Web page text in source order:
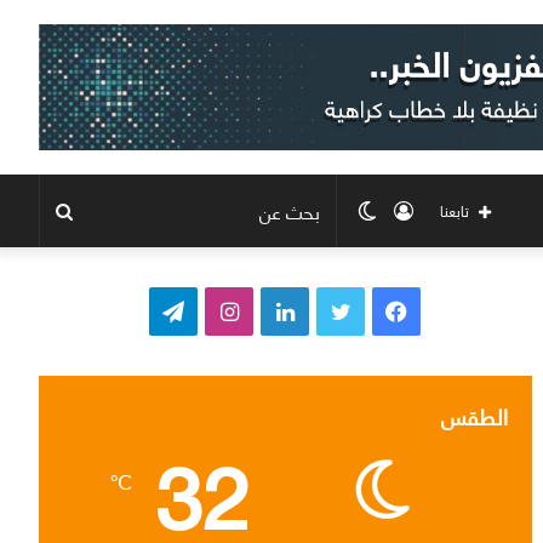
الوضع
المظلم
تسجيل
الدخول
تابعنا
ف
ب
و
ق
ت
ر
الطقس 32
℃